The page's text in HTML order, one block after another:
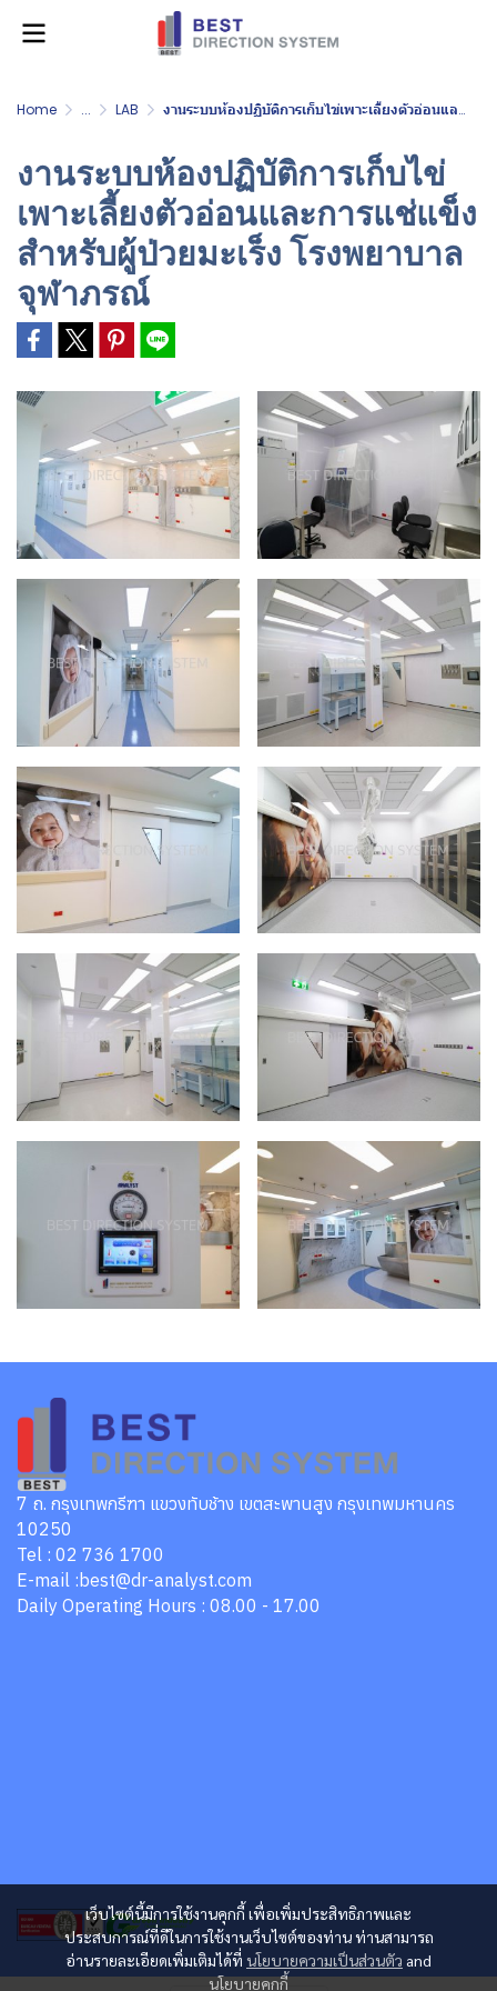
Home ... LAB งานระบบห้องปฏิบัติการเก็บไข่เพาะเลี้ยงตัวอ่อนและการแช่แข็งสำหรับผู้ป่วยมะเร็ง โรงพยาบาลจุฬาภรณ์
งานระบบห้องปฏิบัติการเก็บไข่
เพาะเลี้ยงตัวอ่อนและการแช่แข็ง
สำหรับผู้ป่วยมะเร็ง โรงพยาบาล
จุฬาภรณ์
เว็บไซต์นี้มีการใช้งานคุกกี้ เพื่อเพิ่มประสิทธิภาพและ
ประสบการณ์ที่ดีในการใช้งานเว็บไซต์ของท่าน ท่านสามารถ
อ่านรายละเอียดเพิ่มเติมได้ที่ นโยบายความเป็นส่วนตัว and
นโยบายคุกกี้
7 ถ. กรุงเทพกรีฑา แขวงทับช้าง เขตสะพานสูง กรุงเทพมหานคร
10250
Tel : 02 736 1700
E-mail :best@dr-analyst.com
Daily Operating Hours : 08.00 - 17.00